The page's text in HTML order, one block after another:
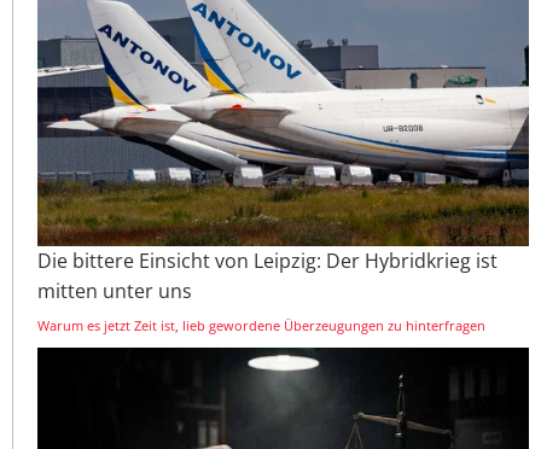
Die bittere Einsicht von Leipzig: Der Hybridkrieg ist
mitten unter uns
Warum es jetzt Zeit ist, lieb gewordene Überzeugungen zu hinterfragen